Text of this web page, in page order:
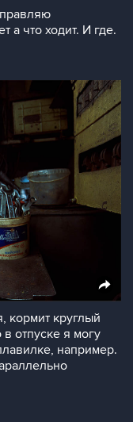
а что ходит. И где.
кормит круглый
отпуске я могу
например.